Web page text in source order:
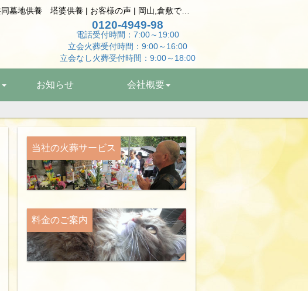
0120-4949-98
電話受付時間：7:00～19:00
立会火葬受付時間：9:00～16:00
立会なし火葬受付時間：9:00～18:00
お知らせ 会社概要
当社の火葬サービス
料金のご案内